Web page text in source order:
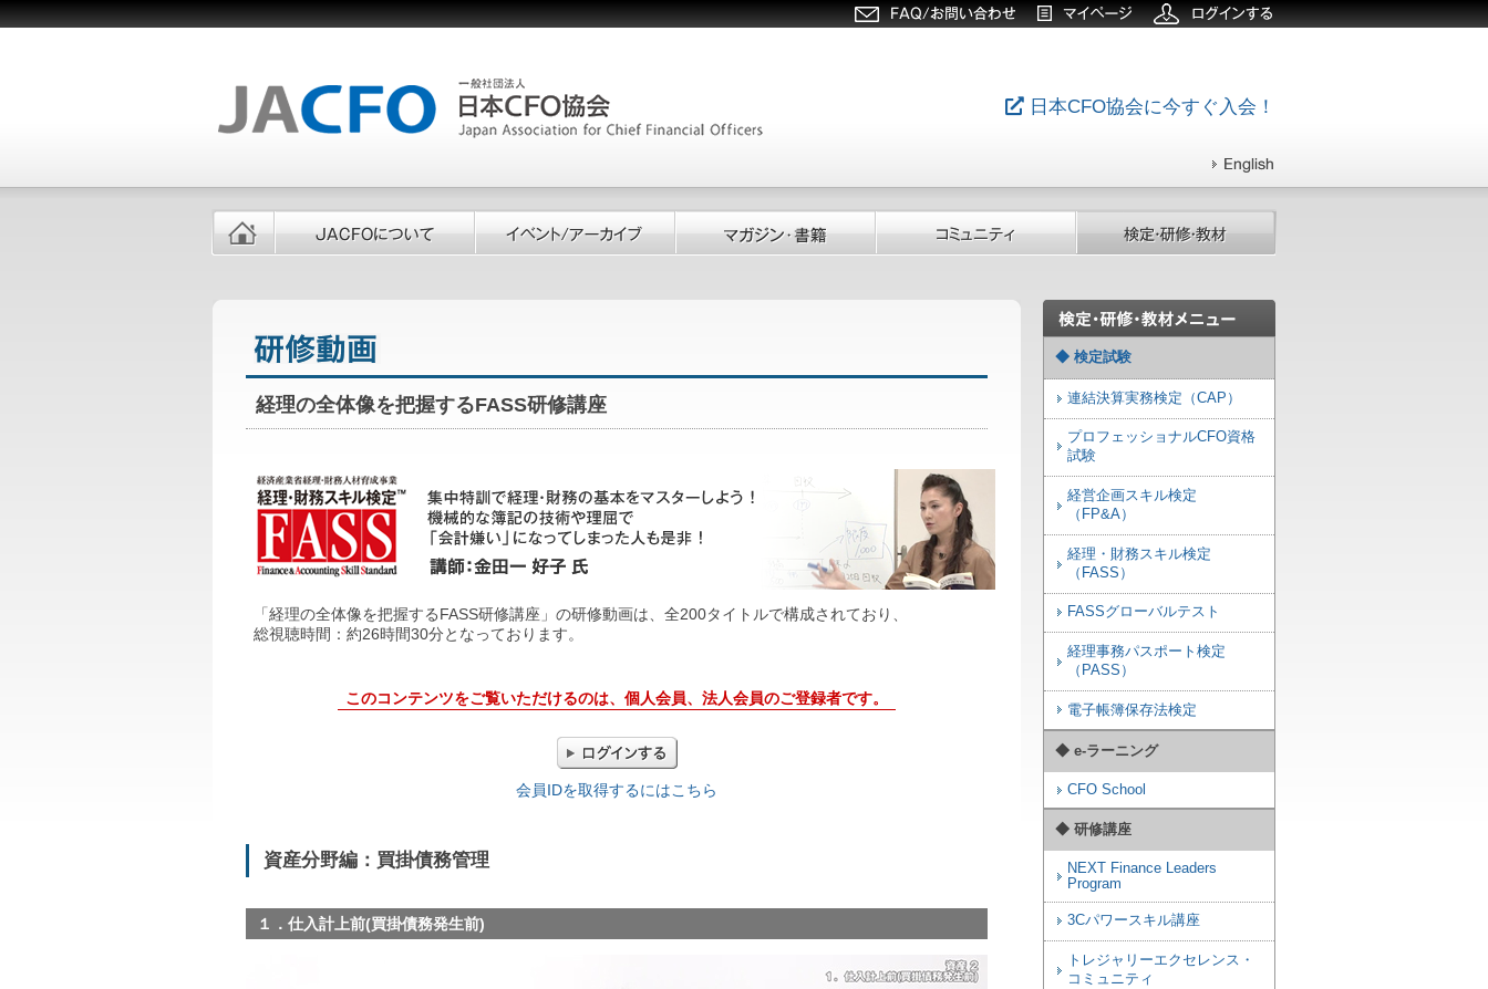
日本CFO協会に今すぐ入会！
経理の全体像を把握するFASS研修講座
「経理の全体像を把握するFASS研修講座」の研修動画は、全200タイトルで構成されており、
総視聴時間：約26時間30分となっております。
このコンテンツをご覧いただけるのは、個人会員、法人会員のご登録者です。
会員IDを取得するにはこちら
資産分野編：買掛債務管理
１．仕入計上前(買掛債務発生前)
◆ 検定試験
連結決算実務検定（CAP）
プロフェッショナルCFO資格
試験
経営企画スキル検定
（FP&A）
経理・財務スキル検定
（FASS）
FASSグローバルテスト
経理事務パスポート検定
（PASS）
電子帳簿保存法検定
◆ e-ラーニング
CFO School
◆ 研修講座
NEXT Finance Leaders
Program
3Cパワースキル講座
トレジャリーエクセレンス・
コミュニティ